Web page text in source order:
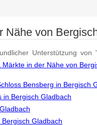
Nähe von
Unterstützung von
Märkte in der Nähe von
Bensberg in Bergisch
in Bergisch Gladbach
Gladbach